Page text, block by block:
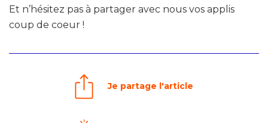
Et n’hésitez pas à partager avec nous vos applis
coup de coeur !
Je partage l'article